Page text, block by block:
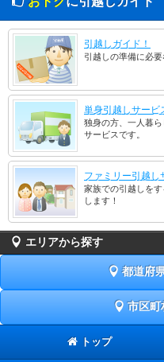
引越しガイド！
引越しの準備に必
単身引越しサービ
独身の方、一人暮
サービスです。
ファミリー引越し
家族での引越しを
します！
エリアから探す
都道府
市区町
トップ